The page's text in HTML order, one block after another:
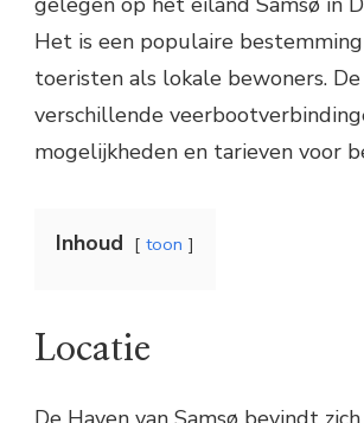
Het is een populaire
toeristen als lokale bewoners.
verschillende
mogelijkheden en tarieven voor
Inhoud toon
Locatie